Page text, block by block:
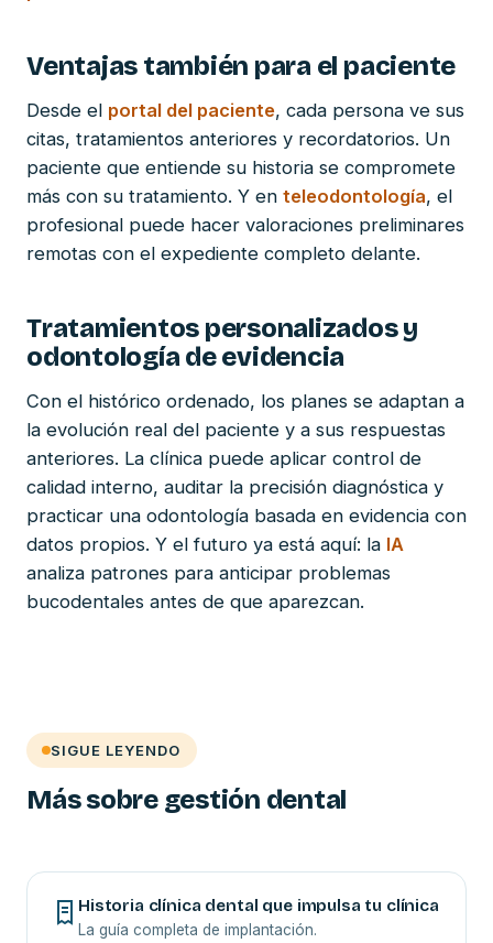
Ventajas también para el paciente
Desde el portal del paciente, cada persona ve sus
citas, tratamientos anteriores y recordatorios. Un
paciente que entiende su historia se compromete
más con su tratamiento. Y en teleodontología, el
profesional puede hacer valoraciones preliminares
remotas con el expediente completo delante.
Tratamientos personalizados y
odontología de evidencia
Con el histórico ordenado, los planes se adaptan a
la evolución real del paciente y a sus respuestas
anteriores. La clínica puede aplicar control de
calidad interno, auditar la precisión diagnóstica y
practicar una odontología basada en evidencia con
datos propios. Y el futuro ya está aquí: la IA
analiza patrones para anticipar problemas
bucodentales antes de que aparezcan.
SIGUE LEYENDO
Más sobre gestión dental
Historia clínica dental que impulsa tu clínica
La guía completa de implantación.